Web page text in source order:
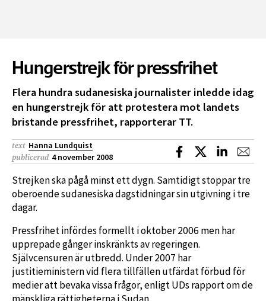
Hungerstrejk för pressfrihet
Flera hundra sudanesiska journalister inledde idag
en hungerstrejk för att protestera mot landets
bristande pressfrihet, rapporterar TT.
text Hanna Lundquist
publicerad 4 november 2008
Dela på Facebook
Dela på XDela på
Strejken ska pågå minst ett dygn. Samtidigt stoppar tre
oberoende sudanesiska dagstidningar sin utgivning i tre
dagar.
Pressfrihet infördes formellt i oktober 2006 men har
upprepade gånger inskränkts av regeringen.
Självcensuren är utbredd. Under 2007 har
justitieministern vid flera tillfällen utfärdat förbud för
medier att bevaka vissa frågor, enligt UDs rapport om de